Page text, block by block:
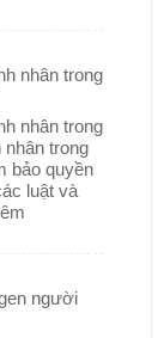
nhân trong
nhân trong
nhân trong
bảo quyền
luật và
người